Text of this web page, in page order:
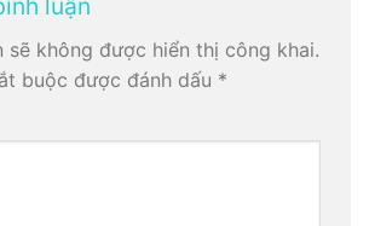
luận
sẽ không được hiển thị công khai.
buộc được đánh dấu *